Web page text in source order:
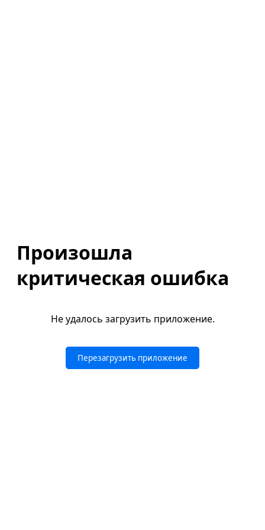
Произошла
критическая ошибка
Не удалось загрузить приложение.
Перезагрузить приложение